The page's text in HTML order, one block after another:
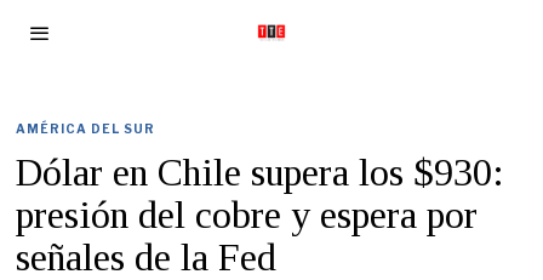
AMÉRICA DEL SUR
Dólar en Chile supera los $930:
presión del cobre y espera por
señales de la Fed